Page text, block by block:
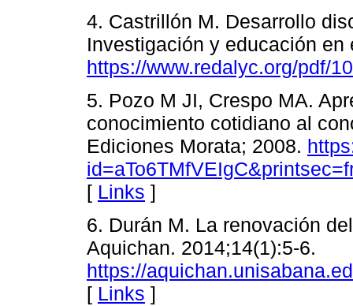
4. Castrillón M. Desarrollo
Investigación y educación
https://www.redalyc.org/pdf/
5. Pozo M JI, Crespo MA.
conocimiento cotidiano al
Ediciones Morata; 2008.
[ Links ]
6. Durán M. La renovación
Aquichan. 2014;14(1):5-6.
https://
[ Links ]